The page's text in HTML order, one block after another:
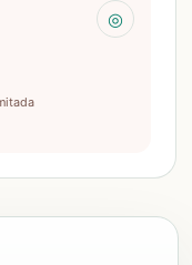
◎